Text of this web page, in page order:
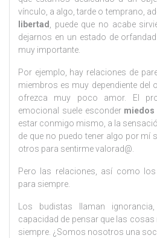
vínculo, a algo, tarde o temprano,
libertad , puede que no acabe
dejarnos en un estado de
muy importante.
Por ejemplo, hay relaciones de
miembros es muy dependiente del
ofrezca muy poco amor. El
emocional suele esconder miedos
estar conmigo mismo, a la
de que no puedo tener algo por mí
otros para sentirme valorad@.
Pero las relaciones, así como
para siempre.
Los budistas llaman
capacidad de pensar que las
siempre. ¿Somos nosotros una